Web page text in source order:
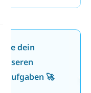
dein
unseren
Aufgaben 🚀